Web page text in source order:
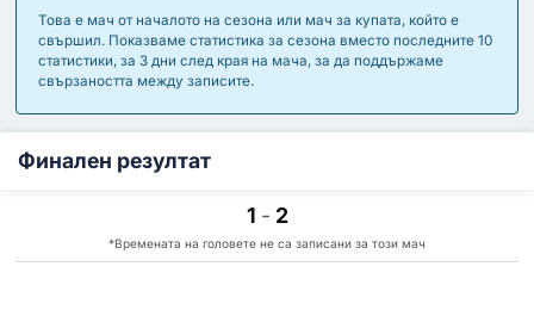
Това е мач от началото на сезона или мач за купата, който е
свършил. Показваме статистика за сезона вместо последните 10
статистики, за 3 дни след края на мача, за да поддържаме
свързаността между записите.
Финален резултат
1 - 2
*Времената на головете не са записани за този мач